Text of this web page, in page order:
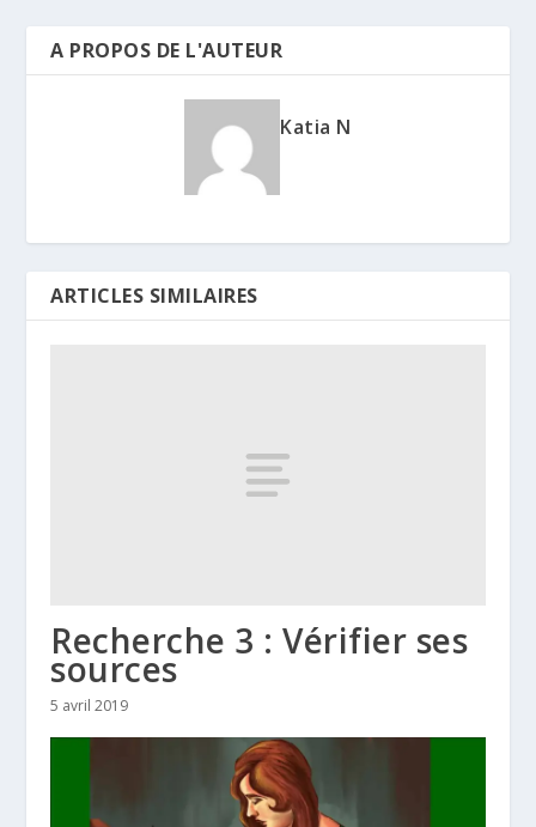
A PROPOS DE L'AUTEUR
Katia N
ARTICLES SIMILAIRES
Recherche 3 : Vérifier ses
sources
5 avril 2019